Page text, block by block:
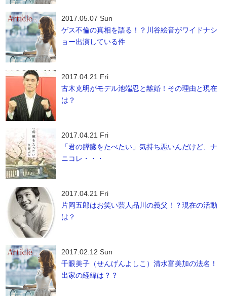
2017.05.07 Sun
ゲス不倫の真相を語る！？川谷絵音がワイドナシ
ョー出演している件
2017.04.21 Fri
古木克明がモデル池端忍と離婚！その理由と現在
は？
2017.04.21 Fri
「君の膵臓をたべたい」気持ち悪いんだけど、ナ
ニコレ・・・
2017.04.21 Fri
片岡五郎はお笑い芸人品川の義父！？現在の活動
は？
2017.02.12 Sun
千眼美子（せんげんよしこ）清水富美加の法名！
出家の経緯は？？